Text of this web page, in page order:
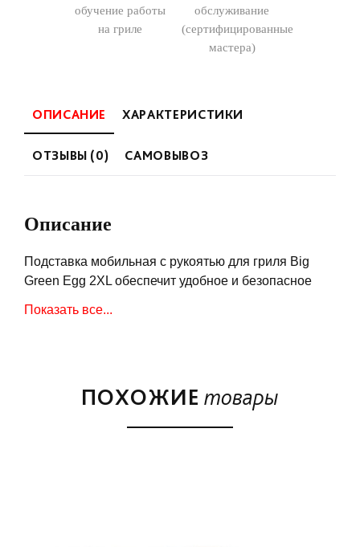
обучение работы
на гриле
обслуживание
(сертифицированные
мастера)
ОПИСАНИЕ ХАРАКТЕРИСТИКИ
ОТЗЫВЫ (0) САМОВЫВОЗ
Описание
Подставка мобильная с рукоятью для гриля Big
Green Egg 2XL обеспечит удобное и безопасное
мобильную подставку;
Показать все...
ПОХОЖИЕ товары